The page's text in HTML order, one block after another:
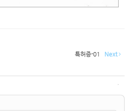
특허증-01 Next